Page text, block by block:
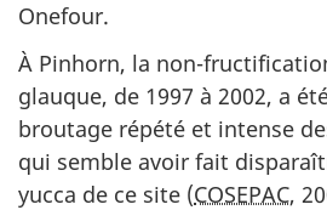
Onefour.
À Pinhorn, la non-
glauque, de 1997 à 2002, a
broutage répété et intense
qui semble avoir fait
yucca de ce site (COSEPAC,